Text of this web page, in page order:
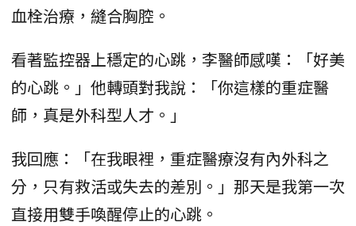
血栓治療，縫合胸腔。
看著監控器上穩定的心跳，李醫師感嘆：「好美
的心跳。」他轉頭對我說：「你這樣的重症醫
師，真是外科型人才。」
我回應：「在我眼裡，重症醫療沒有內外科之
分，只有救活或失去的差別。」那天是我第一次
直接用雙手喚醒停止的心跳。